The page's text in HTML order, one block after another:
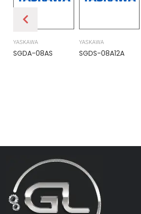
YASKAWA
SGDA-08AS
YASKAWA
SGDS-08A12A